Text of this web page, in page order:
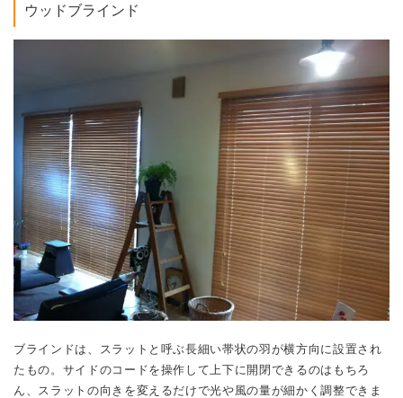
ウッドブラインド
ブラインドは、スラットと呼ぶ長細い帯状の羽が横方向に設置され
たもの。サイドのコードを操作して上下に開閉できるのはもちろ
ん、スラットの向きを変えるだけで光や風の量が細かく調整できま